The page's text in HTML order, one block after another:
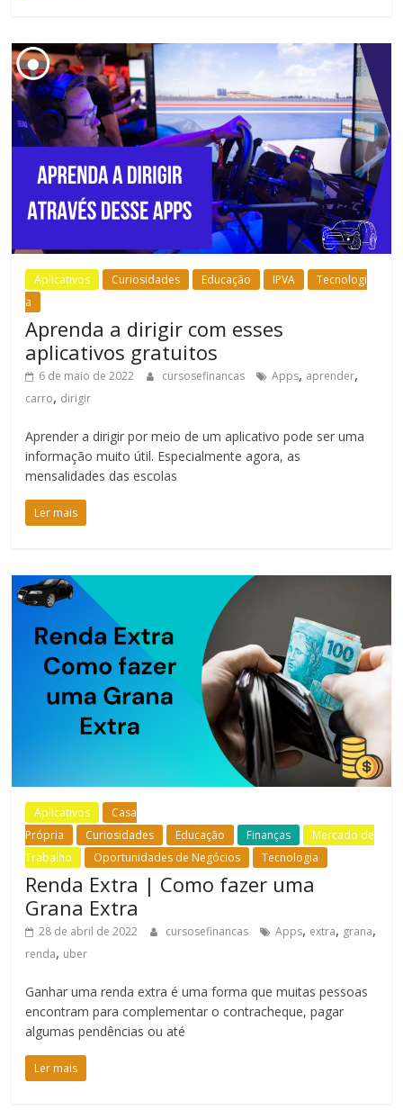
Aplicativos Curiosidades Educação IPVA
Tecnologi
a
Aprenda a dirigir com esses
aplicativos gratuitos
6 de maio de 2022 cursosefinancas Apps, aprender,
carro, dirigir
Aprender a dirigir por meio de um aplicativo pode ser uma
informação muito útil. Especialmente agora, as
mensalidades das escolas
Ler mais
Aplicativos
Casa
Própria
Curiosidades Educação Finanças
Mercado de
Trabalho
Oportunidades de Negócios Tecnologia
Renda Extra | Como fazer uma
Grana Extra
28 de abril de 2022 cursosefinancas Apps, extra, grana,
renda, uber
Ganhar uma renda extra é uma forma que muitas pessoas
encontram para complementar o contracheque, pagar
algumas pendências ou até
Ler mais